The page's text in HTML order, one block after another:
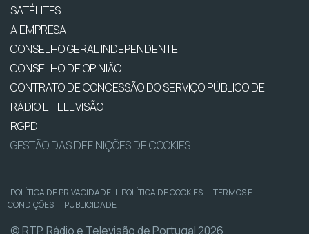
SATÉLITES
A EMPRESA
CONSELHO GERAL INDEPENDENTE
CONSELHO DE OPINIÃO
CONTRATO DE CONCESSÃO DO SERVIÇO PÚBLICO DE
RÁDIO E TELEVISÃO
RGPD
GESTÃO DAS DEFINIÇÕES DE COOKIES
POLÍTICA DE PRIVACIDADE | POLÍTICA DE COOKIES | TERMOS E
CONDIÇÕES | PUBLICIDADE
© RTP, Rádio e Televisão de Portugal 2026